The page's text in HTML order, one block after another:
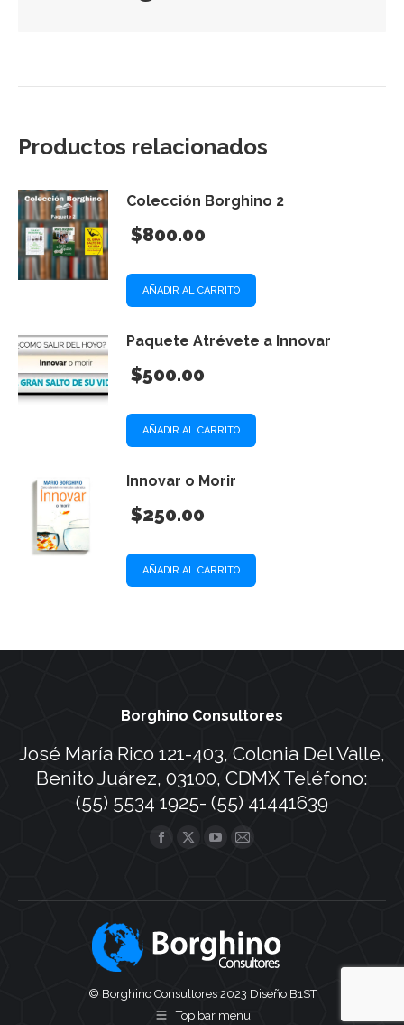
Productos relacionados
Colección Borghino 2
$800.00
AÑADIR AL CARRITO
Paquete Atrévete a Innovar
$500.00
AÑADIR AL CARRITO
Innovar o Morir
$250.00
AÑADIR AL CARRITO
Borghino Consultores
José María Rico 121-403, Colonia Del Valle,
Benito Juárez, 03100, CDMX Teléfono:
(55) 5534 1925- (55) 41441639
Facebook
new
window
X
new
window
YouTube
new
window
Mail
new
window
© Borghino Consultores 2023 Diseño B1ST
Top bar menu